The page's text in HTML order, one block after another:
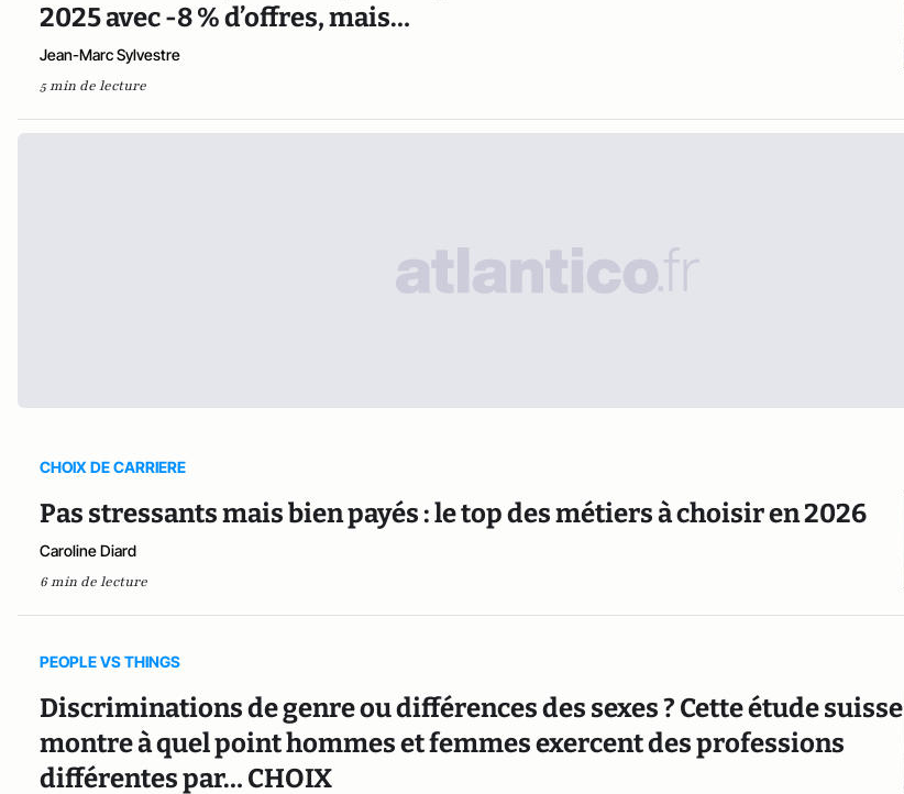
2025 avec -8 % d’offres, mais…
Jean-Marc Sylvestre
5 min de lecture
CHOIX DE CARRIERE
Pas stressants mais bien payés : le top des métiers à choisir en 2026
Caroline Diard
6 min de lecture
PEOPLE VS THINGS
Discriminations de genre ou différences des sexes ? Cette étude suisse
montre à quel point hommes et femmes exercent des professions
différentes par… CHOIX